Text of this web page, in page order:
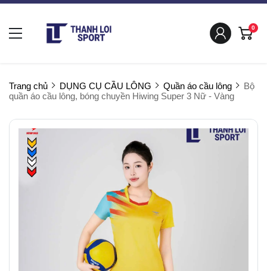
0
Trang chủ DỤNG CỤ CẦU LÔNG Quần áo cầu lông
Bộ
quần áo cầu lông, bóng chuyền Hiwing Super 3 Nữ - Vàng